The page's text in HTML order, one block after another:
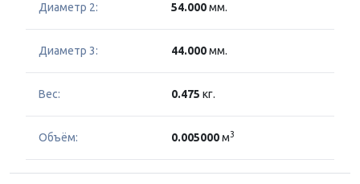
Диаметр 2: 54.000мм.
Диаметр 3: 44.000мм.
Вес: 0.475 кг.
Объём: 0.005000м3